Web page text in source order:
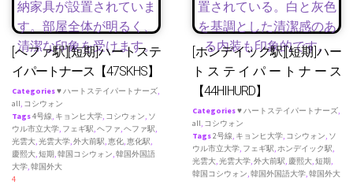
[へファ駅][短期]ハートステ
イパートナース【47SKHS】
Categories♥ ハートステイパートナーズ,
all, コシウォン
Tags4号線, キョンヒ大学, コシウォン, ソ
ウル市立大学, フェギ駅,ヘファ,ヘファ駅,
光雲大,光雲大学,外大前駅,恵化,恵化駅,
慶熙大,短期,韓国コシウォン,韓国外国語
大学,韓国外大
4
[ホンデイック駅][短期]ハー
トステイパートナース
【44HIHURD】
Categories♥ ハートステイパートナーズ,
all, コシウォン
Tags2号線, キョンヒ大学, コシウォン, ソ
ウル市立大学, フェギ駅,ホンデイック駅,
光雲大,光雲大学,外大前駅, 慶熙大,短期,
韓国コシウォン,韓国外国語大学,韓国外大